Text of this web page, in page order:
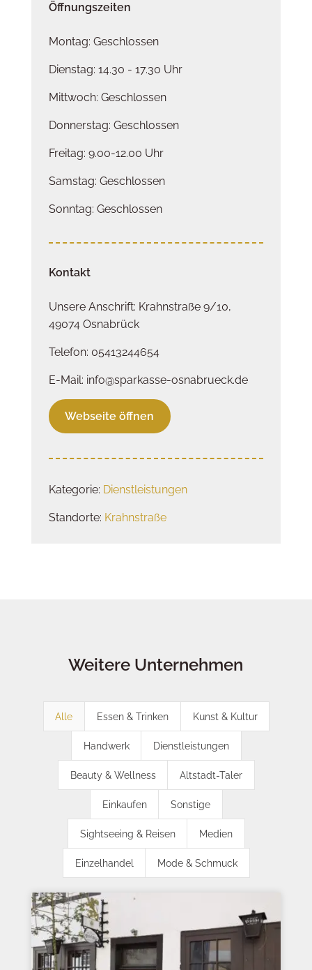
Öffnungszeiten
Montag: Geschlossen
Dienstag: 14.30 - 17.30 Uhr
Mittwoch: Geschlossen
Donnerstag: Geschlossen
Freitag: 9.00-12.00 Uhr
Samstag: Geschlossen
Sonntag: Geschlossen
Kontakt
Unsere Anschrift: Krahnstraße 9/10,
49074 Osnabrück
Telefon: 05413244654
E-Mail: info@sparkasse-osnabrueck.de
Webseite öffnen
Kategorie: Dienstleistungen
Standorte: Krahnstraße
Weitere Unternehmen
Alle Essen & Trinken Kunst & Kultur
Handwerk Dienstleistungen
Beauty & Wellness Altstadt-Taler
Einkaufen Sonstige
Sightseeing & Reisen Medien
Einzelhandel Mode & Schmuck